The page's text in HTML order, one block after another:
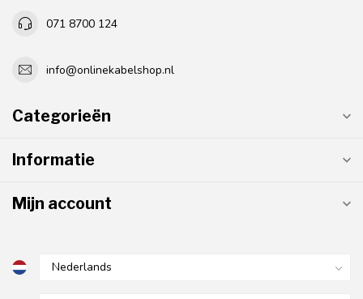
071 8700 124
info@onlinekabelshop.nl
Categorieën
Informatie
Mijn account